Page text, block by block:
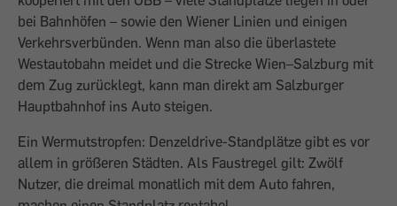
bei Bahnhöfen – sowie den Wiener Linien und einigen
Verkehrsverbünden. Wenn man also die überlastete
Westautobahn meidet und die Strecke Wien–Salzburg mit
dem Zug zurücklegt, kann man direkt am Salzburger
Hauptbahnhof ins Auto steigen.
Ein Wermutstropfen: Denzeldrive-Standplätze gibt es vor
allem in größeren Städten. Als Faustregel gilt: Zwölf
Nutzer, die dreimal monatlich mit dem Auto fahren,